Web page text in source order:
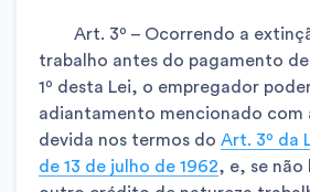
Art. 3º – Ocorrendo a
trabalho antes do pagamento
1º desta Lei, o empregador
adiantamento mencionado com
devida nos termos do Art. 3º da
de 13 de julho de 1962, e, se não